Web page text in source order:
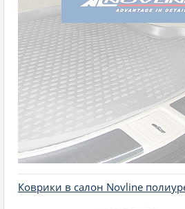
Коврики в салон Novline